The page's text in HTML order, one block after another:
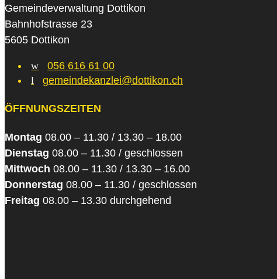
Gemeindeverwaltung Dottikon
Bahnhofstrasse 23
5605 Dottikon
w
056 616 61 00
l
gemeindekanzlei@dottikon.ch
ÖFFNUNGSZEITEN
Montag 08.00 – 11.30 / 13.30 – 18.00
Dienstag 08.00 – 11.30 / geschlossen
Mittwoch 08.00 – 11.30 / 13.30 – 16.00
Donnerstag 08.00 – 11.30 / geschlossen
Freitag 08.00 – 13.30 durchgehend